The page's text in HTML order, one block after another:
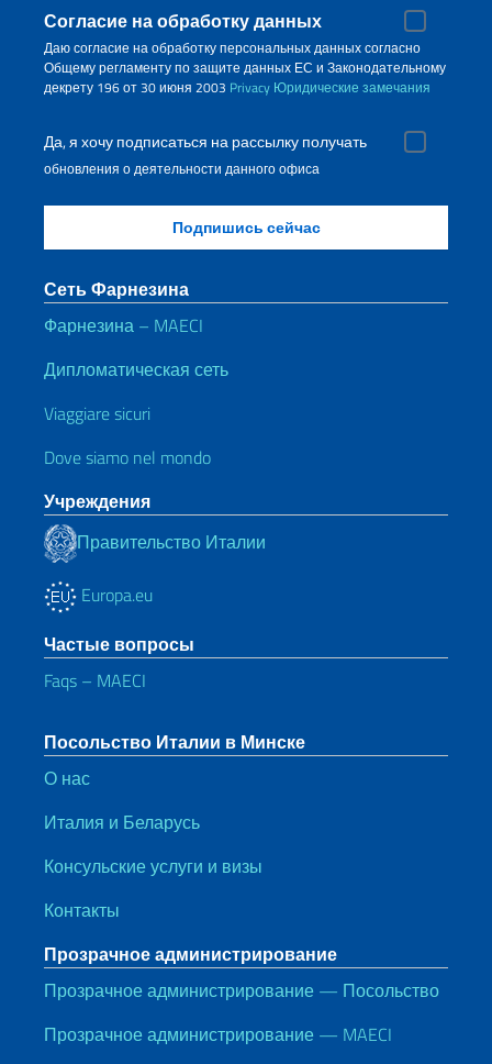
Согласие на обработку данных
Даю согласие на обработку персональных данных согласно
Общему регламенту по защите данных ЕС и Законодательному
декрету 196 от 30 июня 2003 Privacy Юридические замечания
Да, я хочу подписаться на рассылку получать
обновления о деятельности данного офиса
Сеть Фарнезина
Фарнезина – MAECI
Дипломатическая сеть
Viaggiare sicuri
Dove siamo nel mondo
Учреждения
Правительство Италии
Europa.eu
Частые вопросы
Faqs – MAECI
Посольство Италии в Минске
О нас
Италия и Беларусь
Консульские услуги и визы
Контакты
Прозрачное администрирование
Прозрачное администрирование — Посольство
Прозрачное администрирование — MAECI